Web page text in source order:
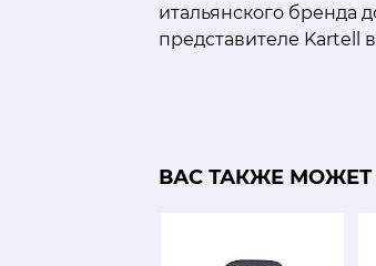
итальянского бренда
представителе Kartell
ВАС ТАКЖЕ МОЖЕТ